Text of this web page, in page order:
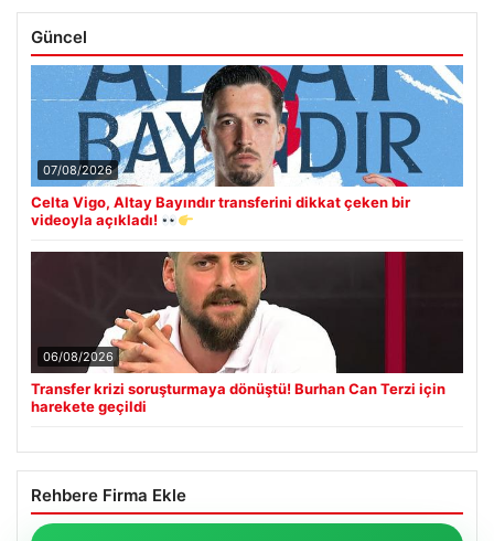
Güncel
07/08/2026
Celta Vigo, Altay Bayındır transferini dikkat çeken bir
videoyla açıkladı!
06/08/2026
Transfer krizi soruşturmaya dönüştü! Burhan Can Terzi için
harekete geçildi
Rehbere Firma Ekle